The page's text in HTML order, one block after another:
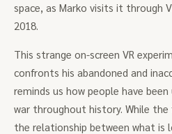
space, as Marko visits it through
2018.
This strange on-screen VR
confronts his abandoned and
reminds us how people have
war throughout history. While
the relationship between what is